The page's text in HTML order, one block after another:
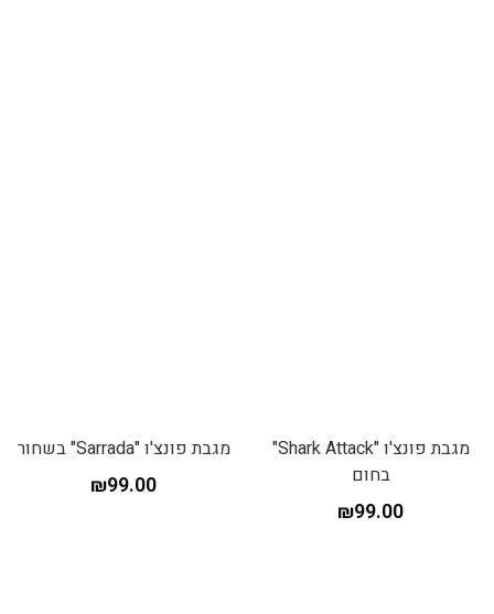
מגבת פונצ'ו "Shark Attack"
בחום
₪99.00
מגבת פונצ'ו "Sarrada" בשחור
₪99.00